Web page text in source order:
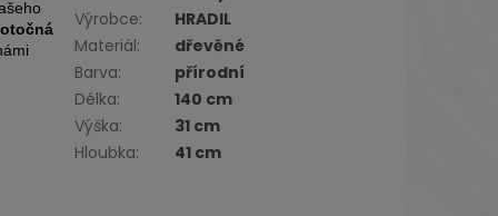
Výrobce:
HRADIL
Materiál:
dřevěné
Barva:
přírodní
Délka:
140 cm
Výška:
31 cm
Hloubka: 41 cm